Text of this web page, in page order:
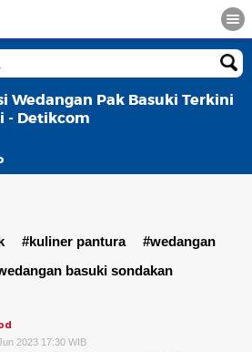
Wedangan Pak Basuki Terkini
- Detikcom
#kuliner pantura
#wedangan
basuki sondakan
2023 17:30 WIB